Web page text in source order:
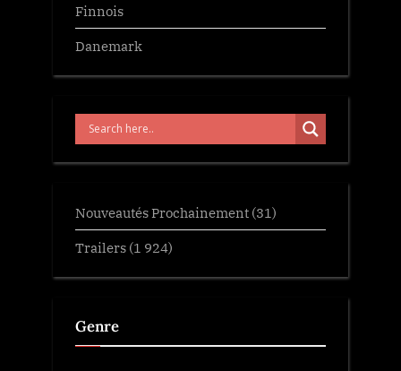
Finnois
Danemark
Nouveautés Prochainement (31)
Trailers (1 924)
Genre